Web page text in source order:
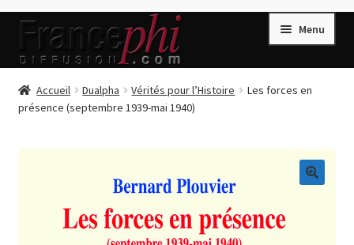
Aller
la
Aller
contenu
Menu
Accueil
Accueil
Conditions de Vente
Connection
Accueil Dualpha Vérités pour l’Histoire
Les forces en
présence (septembre 1939-mai 1940)